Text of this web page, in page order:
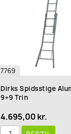
Spidsstige
Trin
kr.